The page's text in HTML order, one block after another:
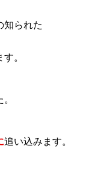
知られた
。
追い込みます。